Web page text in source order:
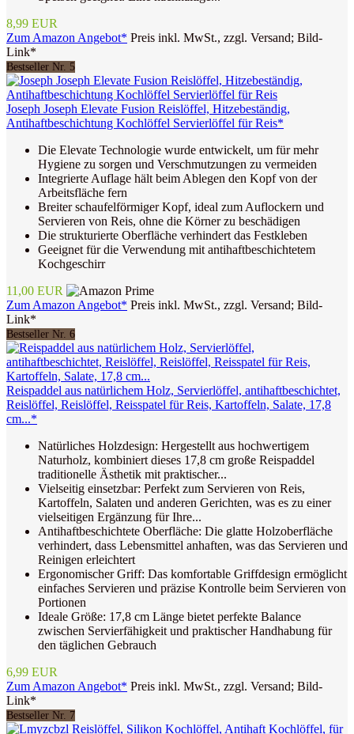
8,99 EUR
Zum Amazon Angebot* Preis inkl. MwSt., zzgl. Versand; Bild-
Link*
Bestseller Nr. 5
Joseph Joseph Elevate Fusion Reislöffel, Hitzebeständig,
Antihaftbeschichtung Kochlöffel Servierlöffel für Reis*
Die Elevate Technologie wurde entwickelt, um für mehr
Hygiene zu sorgen und Verschmutzungen zu vermeiden
Integrierte Auflage hält beim Ablegen den Kopf von der
Arbeitsfläche fern
Breiter schaufelförmiger Kopf, ideal zum Auflockern und
Servieren von Reis, ohne die Körner zu beschädigen
Die strukturierte Oberfläche verhindert das Festkleben
Geeignet für die Verwendung mit antihaftbeschichtetem
Kochgeschirr
11,00 EUR
Zum Amazon Angebot* Preis inkl. MwSt., zzgl. Versand; Bild-
Link*
Bestseller Nr. 6
Reispaddel aus natürlichem Holz, Servierlöffel, antihaftbeschichtet,
Reislöffel, Reislöffel, Reisspatel für Reis, Kartoffeln, Salate, 17,8
cm...*
Natürliches Holzdesign: Hergestellt aus hochwertigem
Naturholz, kombiniert dieses 17,8 cm große Reispaddel
traditionelle Ästhetik mit praktischer...
Vielseitig einsetzbar: Perfekt zum Servieren von Reis,
Kartoffeln, Salaten und anderen Gerichten, was es zu einer
vielseitigen Ergänzung für Ihre...
Antihaftbeschichtete Oberfläche: Die glatte Holzoberfläche
verhindert, dass Lebensmittel anhaften, was das Servieren und
Reinigen erleichtert
Ergonomischer Griff: Das komfortable Griffdesign ermöglicht
einfaches Servieren und präzise Kontrolle beim Servieren von
Portionen
Ideale Größe: 17,8 cm Länge bietet perfekte Balance
zwischen Servierfähigkeit und praktischer Handhabung für
den täglichen Gebrauch
6,99 EUR
Zum Amazon Angebot* Preis inkl. MwSt., zzgl. Versand; Bild-
Link*
Bestseller Nr. 7